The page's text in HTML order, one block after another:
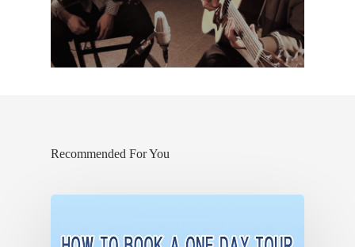
Recommended For You
เที่ยวญี่ปุ่นด้ว
เอง
รถบัส
สาระน่ารู้
VIDEO